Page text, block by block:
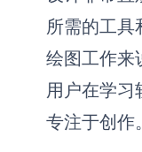
所需的工具
绘图工作来
用户在学习
专注于创作。